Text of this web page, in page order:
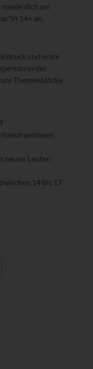
dich am
14+ an.
und erste
in der
Themenblöcke
neuen Leuten
14 bis 17